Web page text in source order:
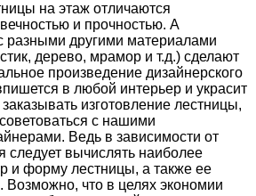
на этаж отличаются
и прочностью. А
разными другими материалами
дерево, мрамор и т.д.) сделают
произведение дизайнерского
в любой интерьер и украсит
изготовление лестницы,
с нашими
Ведь в зависимости от
следует вычислять наиболее
и форму лестницы, а также ее
что в целях экономии